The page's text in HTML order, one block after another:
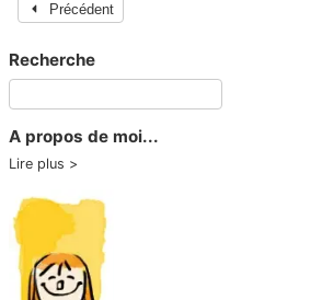
Précédent
Recherche
A propos de moi...
Lire plus